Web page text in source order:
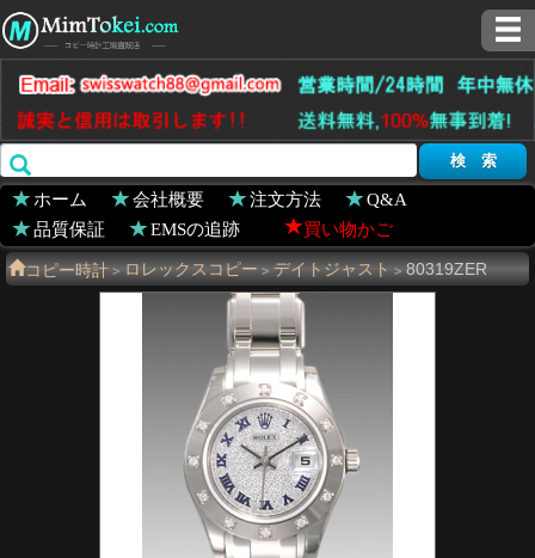
ホーム 会社概要 注文方法
Q&A
品質保証
EMSの追跡 買い物かご
コピー時計 > ロレックスコピー > デイトジャスト > 80319ZER